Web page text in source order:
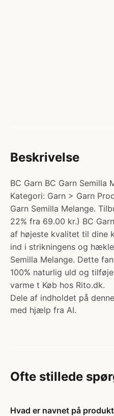
Beskrivelse
BC Garn BC Garn Semilla
Kategori: Garn > Garn
Garn Semilla Melange.
22% fra 69.00 kr.) BC
af højeste kvalitet til dine
ind i strikningens og
Semilla Melange. Dette
100% naturlig uld og
varme t Køb hos Rito.dk.
Dele af indholdet på
med hjælp fra AI.
Ofte stillede
Hvad er navnet på